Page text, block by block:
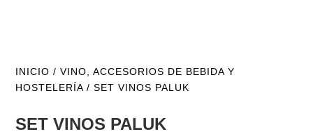
INICIO /VINO, ACCESORIOS DE BEBIDA Y
HOSTELERÍA / SET VINOS PALUK
SET VINOS PALUK